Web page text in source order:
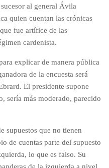
al general Ávila
quien cuentan las crónicas
fue artífice de las
cardenista.
explicar de manera pública
de la encuesta será
El presidente supone
sería más moderado, parecido
supuestos que no tienen
de cuentas parte del supuesto
lo que es falso. Su